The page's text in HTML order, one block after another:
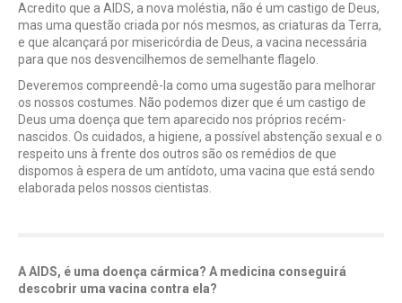
Acredito que a AIDS, a nova moléstia, não é um castigo de Deus,
mas uma questão criada por nós mesmos, as criaturas da Terra,
e que alcançará por misericórdia de Deus, a vacina necessária
para que nos desvencilhemos de semelhante flagelo.
Deveremos compreendê-la como uma sugestão para melhorar
os nossos costumes. Não podemos dizer que é um castigo de
Deus uma doença que tem aparecido nos próprios recém-
nascidos. Os cuidados, a higiene, a possível abstenção sexual e o
respeito uns à frente dos outros são os remédios de que
dispomos à espera de um antídoto, uma vacina que está sendo
elaborada pelos nossos cientistas.
A AIDS, é uma doença cármica? A medicina conseguirá
descobrir uma vacina contra ela?